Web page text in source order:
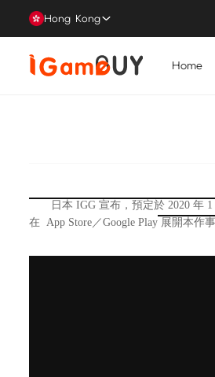
Hong Kong
Home
日本 IGG 宣布，預定於 2020 年 1
在 App Store ／Google Play 展開本作